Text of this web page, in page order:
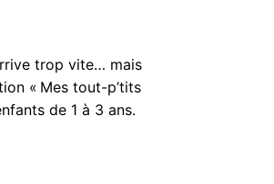
trop vite… mais
« Mes tout-p’tits
de 1 à 3 ans.